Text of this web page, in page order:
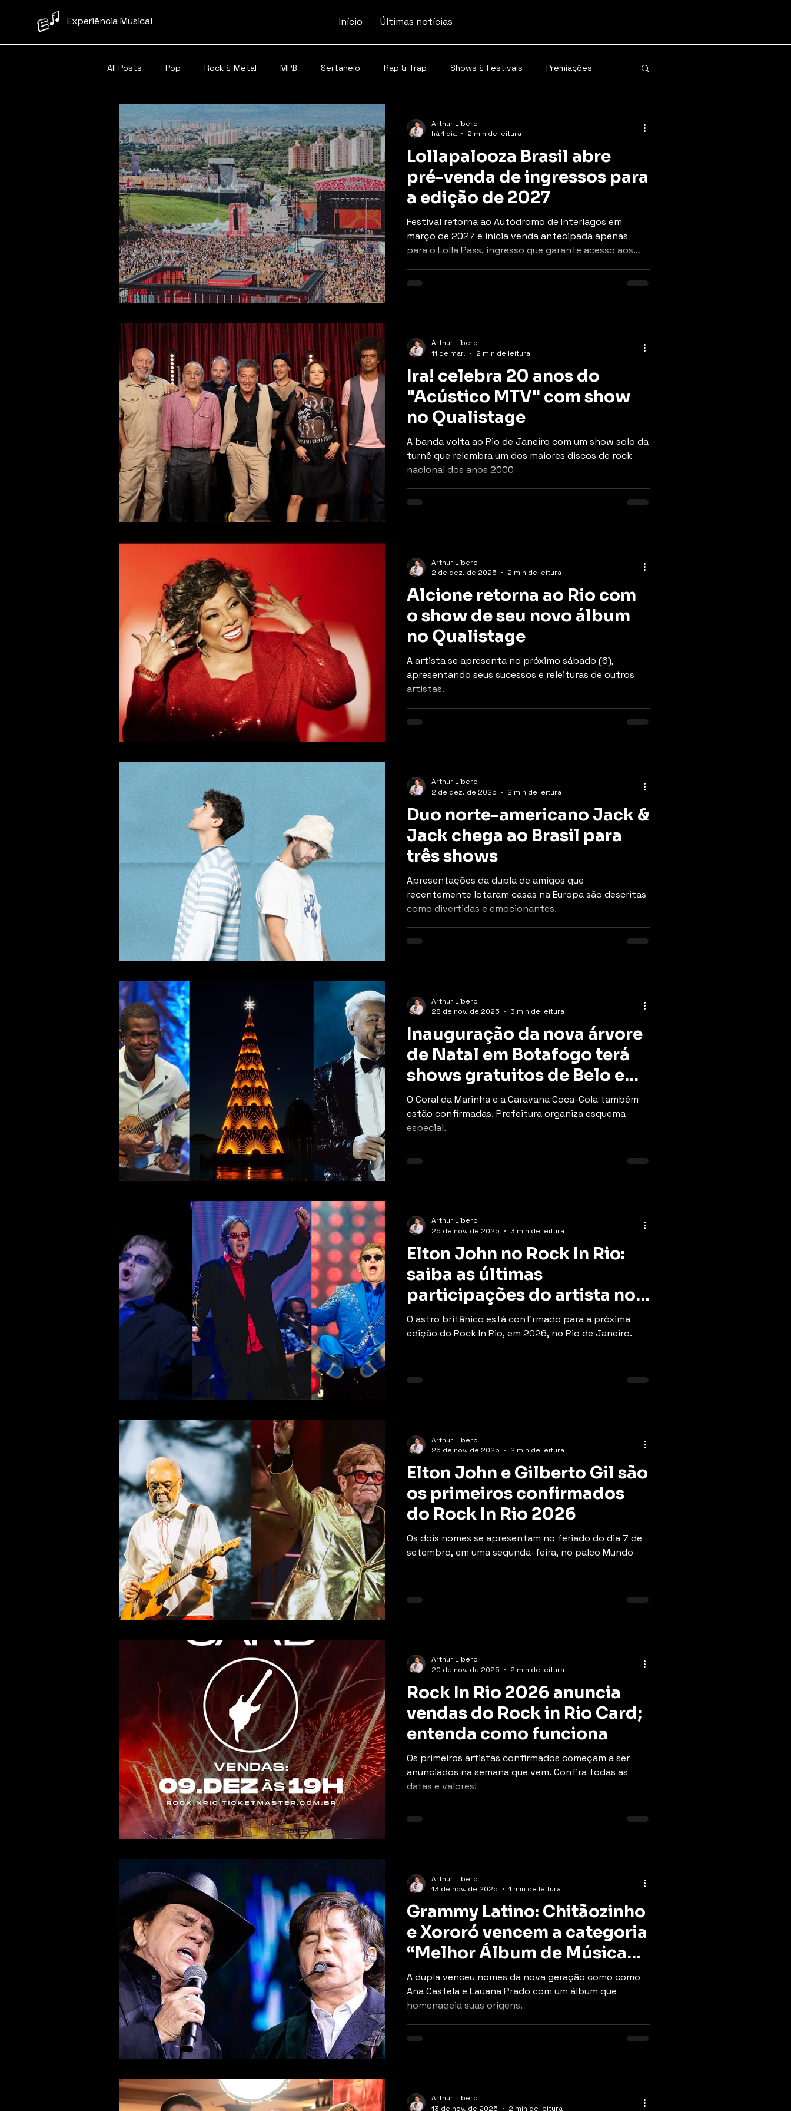
Experiência Musical Início Últimas notícias
All Posts Pop Rock & Metal MPB Sertanejo Rap & Trap Shows & Festivais Premiações
Samba/Pagode Carnaval
Lollapalooza Brasil abre
pré-venda de ingressos para
a edição de 2027
Festival retorna ao Autódromo de Interlagos em
março de 2027 e inicia venda antecipada apenas
para o Lolla Pass, ingresso que garante acesso aos
Arthur Líbero
há 1 dia
2 min de leitura
Ira! celebra 20 anos do
"Acústico MTV" com show
no Qualistage
A banda volta ao Rio de Janeiro com um show solo da
turnê que relembra um dos maiores discos de rock
nacional dos anos 2000
Arthur Líbero
11 de mar.
2 min de leitura
Alcione retorna ao Rio com
o show de seu novo álbum
no Qualistage
A artista se apresenta no próximo sábado (6),
apresentando seus sucessos e releituras de outros
artistas.
Arthur Líbero
2 de dez. de 2025
2 min de leitura
Duo norte-americano Jack &
Jack chega ao Brasil para
três shows
Apresentações da dupla de amigos que
recentemente lotaram casas na Europa são descritas
como divertidas e emocionantes.
Arthur Líbero
2 de dez. de 2025
2 min de leitura
Inauguração da nova árvore
de Natal em Botafogo terá
shows gratuitos de Belo e
Pretinho da Serrinha
O Coral da Marinha e a Caravana Coca-Cola também
estão confirmadas. Prefeitura organiza esquema
especial.
Arthur Líbero
28 de nov. de 2025
3 min de leitura
Elton John no Rock In Rio:
saiba as últimas
participações do artista no
festival
O astro britânico está confirmado para a próxima
edição do Rock In Rio, em 2026, no Rio de Janeiro.
Arthur Líbero
26 de nov. de 2025
3 min de leitura
Elton John e Gilberto Gil são
os primeiros confirmados
do Rock In Rio 2026
Os dois nomes se apresentam no feriado do dia 7 de
setembro, em uma segunda-feira, no palco Mundo
Arthur Líbero
26 de nov. de 2025
2 min de leitura
Rock In Rio 2026 anuncia
vendas do Rock in Rio Card;
entenda como funciona
Os primeiros artistas confirmados começam a ser
anunciados na semana que vem. Confira todas as
datas e valores!
Arthur Líbero
20 de nov. de 2025
2 min de leitura
Grammy Latino: Chitãozinho
e Xororó vencem a categoria
“Melhor Álbum de Música
Sertaneja”
A dupla venceu nomes da nova geração como como
Ana Castela e Lauana Prado com um álbum que
homenageia suas origens.
Arthur Líbero
13 de nov. de 2025
1 min de leitura
Arthur Líbero
13 de nov. de 2025
2 min de leitura